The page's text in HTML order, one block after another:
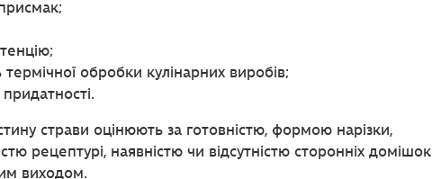
термічної обробки кулінарних виробів;
страви оцінюють за готовністю, формою нарізки,
рецептурі, наявністю чи відсутністю сторонніх домішок
виходом.